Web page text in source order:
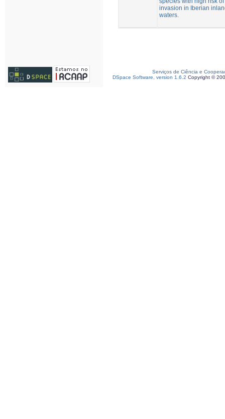
invasion in Iberian
waters.
Serviços de Ciência e
DSpace Software, version 1.6.2 Copyright ©